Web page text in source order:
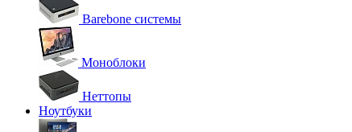
Barebone системы
Моноблоки
Неттопы
Ноутбуки